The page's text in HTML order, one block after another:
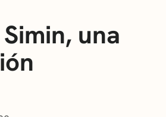
una